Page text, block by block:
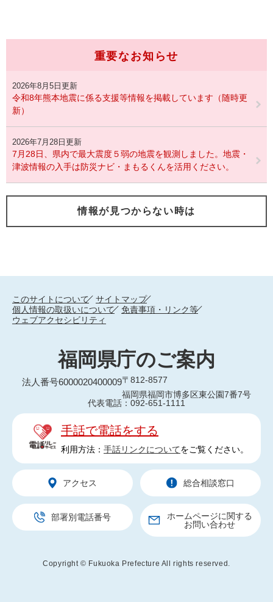
重要なお知らせ
2026年8月5日更新
令和8年熊本地震に係る支援等情報を掲載しています（随時更
新）
2026年7月28日更新
7月28日、県内で最大震度５弱の地震を観測しました。地震・
津波情報の入手は防災ナビ・まもるくんを活用ください。
情報が見つからない時は
このサイトについて
サイトマップ
個人情報の取扱いについて
免責事項・リンク等
ウェブアクセシビリティ
福岡県庁のご案内
法人番号6000020400009〒812-8577
福岡県福岡市博多区東公園7番7号
代表電話：092-651-1111
手話で電話をする
利用方法： 手話リンクについてをご覧ください。
アクセス 総合相談窓口
部署別電話番号
ホームページに関する
お問い合わせ
Copyright © Fukuoka Prefecture All rights reserved.